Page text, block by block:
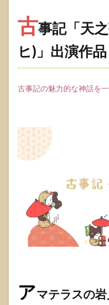
古事記「天
ヒ)」出演作品
古事記の魅力的な神話を
アマテラスの